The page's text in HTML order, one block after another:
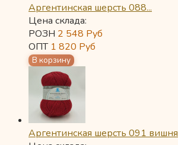
Аргентинская шерсть 088...
Цена склада:
РОЗН 2 548 Руб
ОПТ 1 820 Руб
Аргентинская шерсть 091 вишня